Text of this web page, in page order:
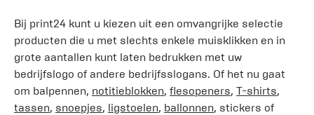
Bij print24 kunt u kiezen uit een omvangrijke selectie
producten die u met slechts enkele muisklikken en in
grote aantallen kunt laten bedrukken met uw
bedrijfslogo of andere bedrijfsslogans. Of het nu gaat
om balpennen, notitieblokken, flesopeners, T-shirts,
tassen, snoepjes, ligstoelen, ballonnen, stickers of